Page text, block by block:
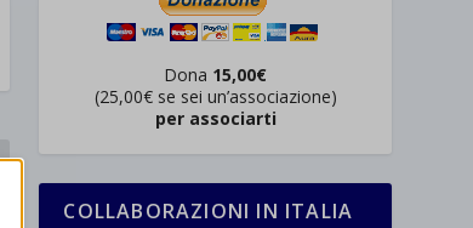
Dona 15,00€
(25,00€ se sei un’associazione)
per associarti
COLLABORAZIONI IN ITALIA